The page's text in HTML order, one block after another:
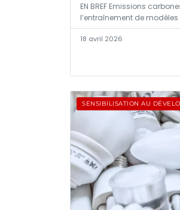
EN BREF Emissions
l’entraînement de
18 avril 2026
SENSIBILISATION AU